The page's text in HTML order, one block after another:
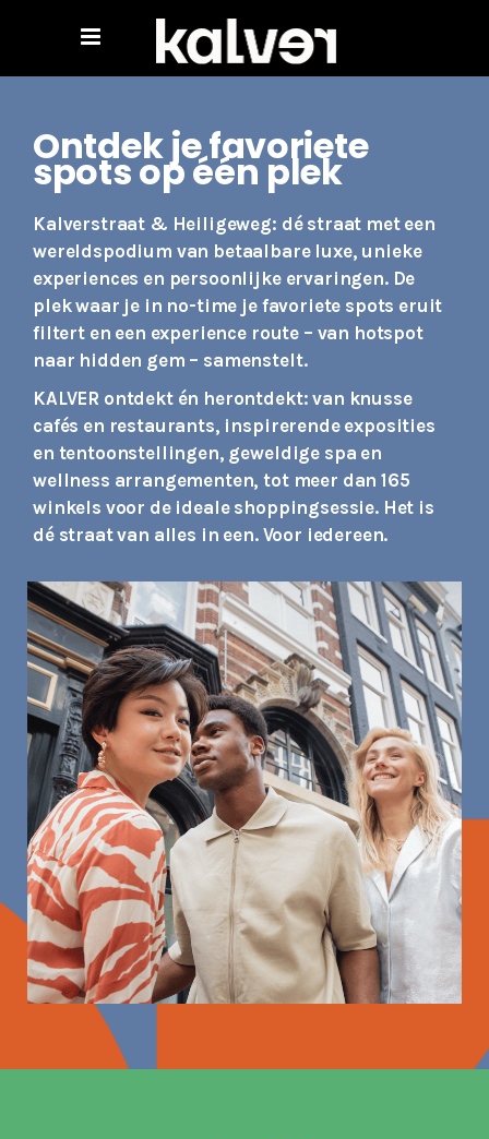
Ontdek je favoriete
spots op één plek
Kalverstraat & Heiligeweg: dé straat met een
wereldspodium van betaalbare luxe, unieke
experiences en persoonlijke ervaringen. De
plek waar je in no-time je favoriete spots eruit
filtert en een experience route – van hotspot
naar hidden gem – samenstelt.
KALVER ontdekt én herontdekt: van knusse
cafés en restaurants, inspirerende exposities
en tentoonstellingen, geweldige spa en
wellness arrangementen, tot meer dan 165
winkels voor de ideale shoppingsessie. Het is
dé straat van alles in een. Voor iedereen.